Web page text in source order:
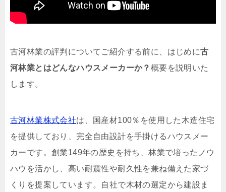
古河林業の評判についてご紹介する前に、はじめに古
河林業とはどんなハウスメーカーか？ 概要を説明いた
します。
古河林業株式会社は、国産材100％を使用した木造住宅
を提供しており、完全自由設計を手掛けるハウスメー
カーです。創業149年の歴史を持ち、林業で培ったノウ
ハウを活かし、高い耐震性や耐久性を兼ね備えた家づ
くりを提案しています。自社で木材の選定から建設ま